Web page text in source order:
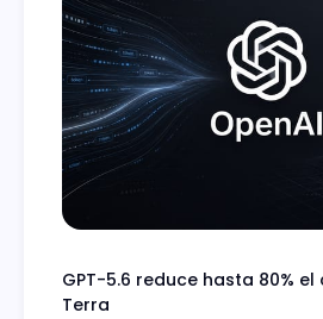
GPT-5.6 reduce hasta 80%
Terra